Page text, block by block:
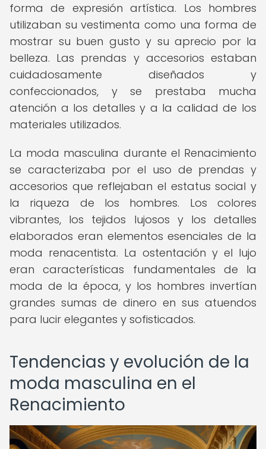
forma de expresión artística. Los hombres
utilizaban su vestimenta como una forma de
mostrar su buen gusto y su aprecio por la
belleza. Las prendas y accesorios estaban
cuidadosamente diseñados y
confeccionados, y se prestaba mucha
atención a los detalles y a la calidad de los
materiales utilizados.
La moda masculina durante el Renacimiento
se caracterizaba por el uso de prendas y
accesorios que reflejaban el estatus social y
la riqueza de los hombres. Los colores
vibrantes, los tejidos lujosos y los detalles
elaborados eran elementos esenciales de la
moda renacentista. La ostentación y el lujo
eran características fundamentales de la
moda de la época, y los hombres invertían
grandes sumas de dinero en sus atuendos
para lucir elegantes y sofisticados.
Tendencias y evolución de la
moda masculina en el
Renacimiento